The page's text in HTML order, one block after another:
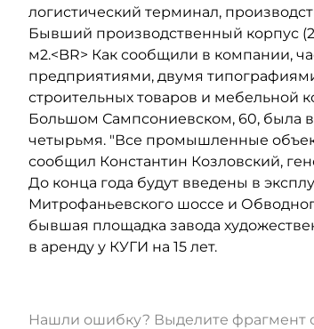
логистический терминал,
Бывший производственный корпус
м2.<BR> Как сообщили в компании,
предприятиями, двумя
строительных товаров и мебельной
Большом Сампсониевском, 60, была
четырьмя. "Все промышленные
сообщил Константин Козловский,
До конца года будут введены в
Митрофаньевского шоссе и
бывшая площадка завода
в аренду у КУГИ на 15 лет.
Нашли ошибку? Выделите фрагмент